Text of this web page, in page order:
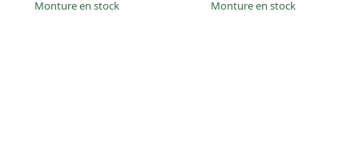
Monture en stock
Monture en stock